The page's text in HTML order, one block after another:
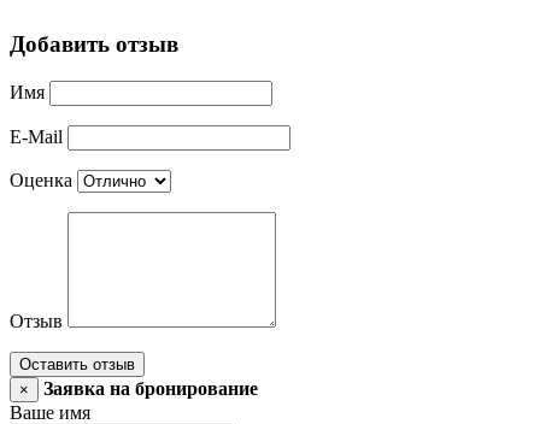
Добавить отзыв
Имя
E-Mail
Оценка
Отзыв
Оставить отзыв
×
Заявка на бронирование
Ваше имя